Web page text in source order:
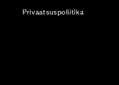
Privaatsuspoliitika